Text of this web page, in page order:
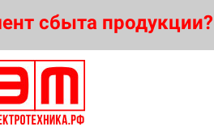
сбыта продукции?